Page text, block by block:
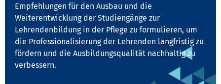
Empfehlungen für den Ausbau und die
Weiterentwicklung der Studiengänge zur
Lehrendenbildung in der Pflege zu formulieren, um
die Professionalisierung der Lehrenden langfristig zu
fördern und die Ausbildungsqualität nachhaltig zu
verbessern.